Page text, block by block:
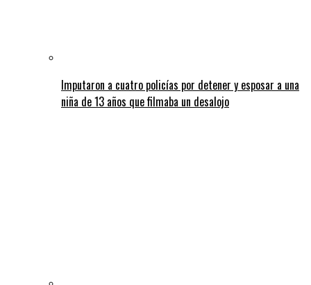
Imputaron a cuatro policías por detener y esposar a una
niña de 13 años que filmaba un desalojo